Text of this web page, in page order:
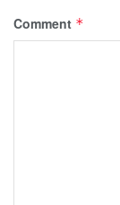
Comment *